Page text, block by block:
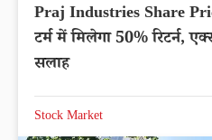
Praj Industries Share
टर्म में मिलेगा 50% रिटर्न,
सलाह
Stock Market